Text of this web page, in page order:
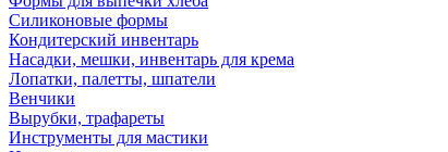
Силиконовые формы
Кондитерский инвентарь
Насадки, мешки, инвентарь для крема
Лопатки, палетты, шпатели
Венчики
Вырубки, трафареты
Инструменты для мастики